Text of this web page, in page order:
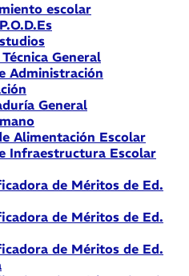
escolar
General
Administración
General
Alimentación Escolar
Infraestructura Escolar
de Méritos de Ed.
de Méritos de Ed.
de Méritos de Ed.